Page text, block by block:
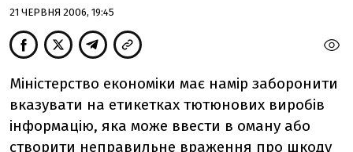
21 ЧЕРВНЯ 2006, 19:45
Міністерство економіки має намір заборонити
вказувати на етикетках тютюнових виробів
інформацію, яка може ввести в оману або
створити неправильне враження про шкоду